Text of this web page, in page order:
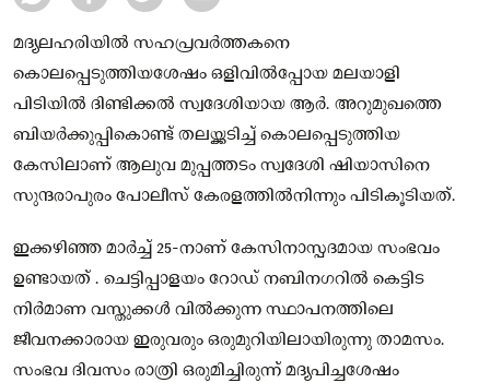
മദ്യലഹരിയിൽ സഹപ്രവർത്തകനെ
കൊലപ്പെടുത്തിയശേഷം ഒളിവിൽപ്പോയ മലയാളി
പിടിയിൽ ദിണ്ടിക്കൽ സ്വദേശിയായ ആർ. അറുമുഖത്തെ
ബിയർക്കുപ്പികൊണ്ട് തലയ്ക്കടിച്ച് കൊലപ്പെടുത്തിയ
കേസിലാണ് ആലുവ മുപ്പത്തടം സ്വദേശി ഷിയാസിനെ
സുന്ദരാപുരം പോലീസ് കേരളത്തിൽനിന്നും പിടികൂടിയത്.
ഇക്കഴിഞ്ഞ മാർച്ച് 25-നാണ് കേസിനാസ്പദമായ സംഭവം
ഉണ്ടായത് . ചെട്ടിപ്പാളയം റോഡ് നബിനഗറിൽ കെട്ടിട
നിർമാണ വസ്തുക്കൾ വിൽക്കുന്ന സ്ഥാപനത്തിലെ
ജീവനക്കാരായ ഇരുവരും ഒരുമുറിയിലായിരുന്നു താമസം.
സംഭവ ദിവസം രാത്രി ഒരുമിച്ചിരുന്ന് മദ്യപിച്ചശേഷം